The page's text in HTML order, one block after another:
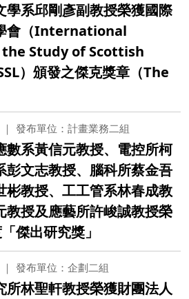
學系邱剛彥副教授榮獲國際
會（International
Study of Scottish
）頒發之傑克獎章（The
發布單位：計畫業務二組
數系黃信元教授、電控所柯
彭文志教授、腦科所蔡金吾
彬教授、工工管系林春成教
教授及應藝所許峻誠教授榮
傑出研究獎」
發布單位：企劃二組
所林聖軒教授榮獲財團法人